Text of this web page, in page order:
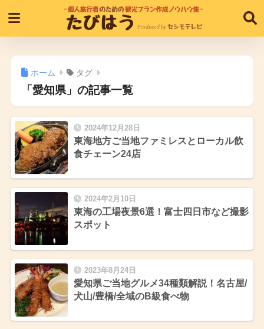
ホーム タグ
「愛知県」の記事一覧
2024年12月28日
東海地方ご当地ファミレスとローカル飲
食チェーン24店
2024年2月10日
東海の工場夜景6選！富士四日市など撮影
スポット
2023年8月24日
愛知県ご当地グルメ34種類解説！名古屋/
犬山/豊橋/全域のB級食べ物